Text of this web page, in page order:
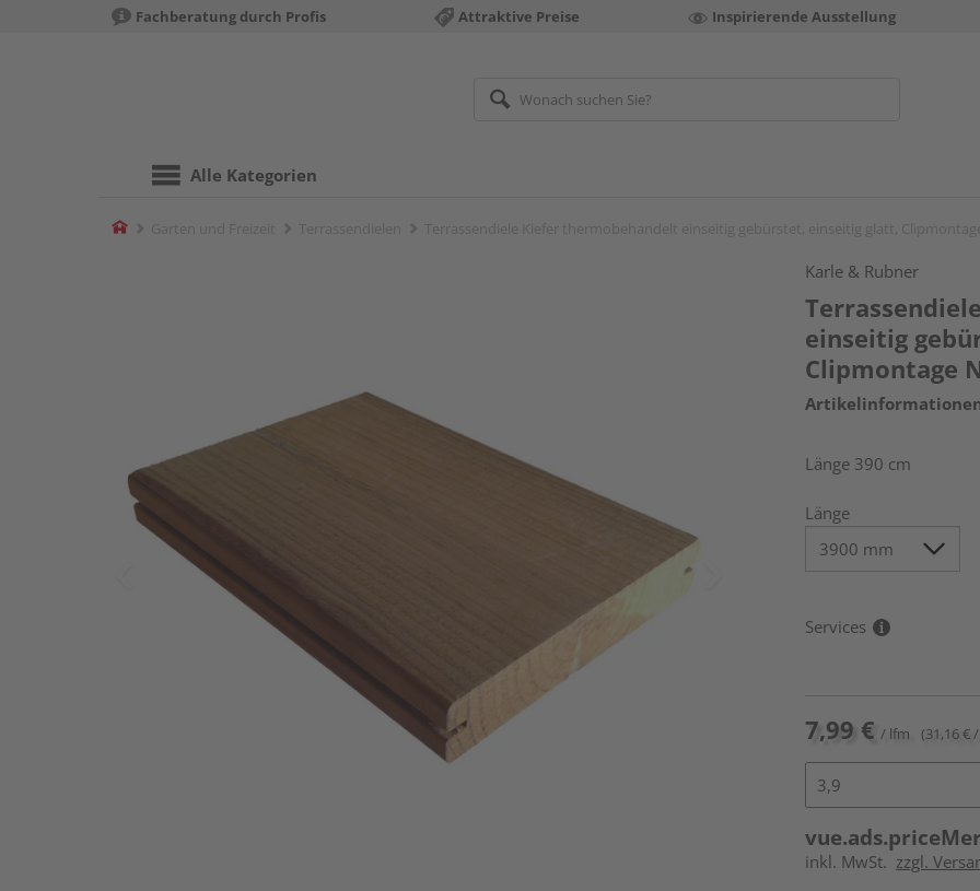
Fachberatung durch Profis Attraktive Preise Inspirierende Ausstellung
Alle Kategorien
Home
Karle & Rubner
einseitig
Clipmontage
Länge 390 cm
Länge
Services
7,99 € / lfm (31,16 €
inkl. MwSt. zzgl.